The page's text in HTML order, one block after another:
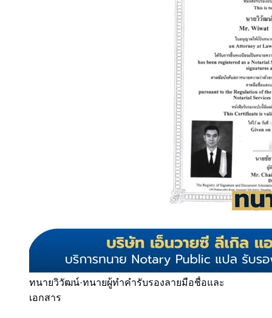
ทนายวิวัฒน์·ทนายผู้ทำคำรับรองลายมือชื่อและ
เอกสาร